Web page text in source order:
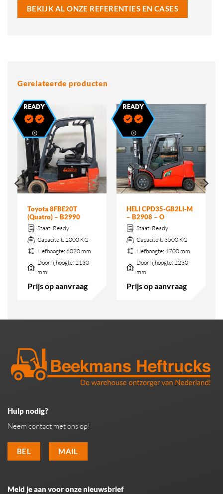
BEKIJK AL ONZE REFERENTIES EN CASES
Gerelateerde producten
Toyota 8FBE20T
(Quatro) – B2990
Staat: Ready
Capaciteit: 2000 KG
Hefhoogte: 6070 mm
Doorrijhoogte: 2130
mm
Prijs op aanvraag
HELI CPD35-GB2LI-M
– B2908 – O
Staat: Ready
Capaciteit: 3500 KG
Hefhoogte: 4700 mm
Doorrijhoogte: 2230
mm
Prijs op aanvraag
Hulp nodig?
Neem contact met ons op!
BEL MAIL
Meld je aan voor onze nieuwsbrief